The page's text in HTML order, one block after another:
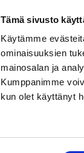
Tämä sivusto
Käytämme
ominaisuuksien
mainosalan ja
Kumppanimme
kun olet käyttänyt